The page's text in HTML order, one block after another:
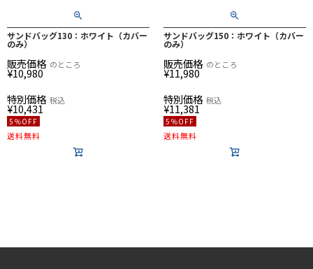
サンドバッグ130：ホワイト（カバー
のみ）
販売価格
¥10,980
のところ
特別価格
¥10,431
税込
5％OFF
送料無料
サンドバッグ150：ホワイト（カバー
のみ）
販売価格
¥11,980
のところ
特別価格
¥11,381
税込
5％OFF
送料無料